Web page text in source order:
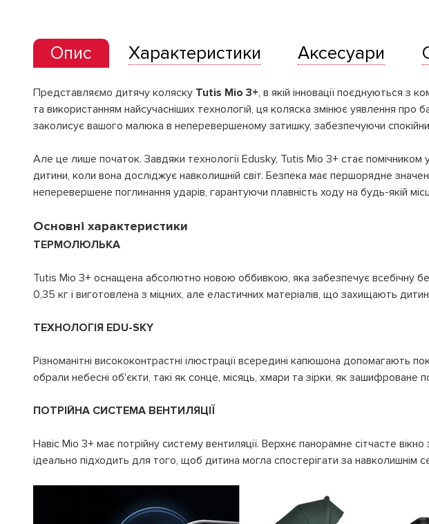
Опис Характеристики Аксесуари
Представляємо дитячу коляску Tutis Mio 3+, в якій інновації поєднуються
та використанням найсучасніших технологій, ця коляска змінює уявлення
заколисує вашого малюка в неперевершеному затишку, забезпечуючи
Але це лише початок. Завдяки технології Edusky, Tutis Mio 3+ стає помічником
дитини, коли вона досліджує навколишній світ. Безпека має першорядне
неперевершене поглинання ударів, гарантуючи плавність ходу на будь-якій
Основні характеристики
ТЕРМОЛЮЛЬКА
Tutis Mio 3+ оснащена абсолютно новою оббивкою, яка забезпечує всебічну
0,35 кг і виготовлена з міцних, але еластичних матеріалів, що захищають
ТЕХНОЛОГІЯ EDU-SKY
Різноманітні висококонтрастні ілюстрації всередині капюшона допомагають
обрали небесні об'єкти, такі як сонце, місяць, хмари та зірки, як
ПОТРІЙНА СИСТЕМА ВЕНТИЛЯЦІЇ
Навіс Mio 3+ має потрійну систему вентиляції. Верхнє панорамне сітчасте
ідеально підходить для того, щоб дитина могла спостерігати за навколишнім